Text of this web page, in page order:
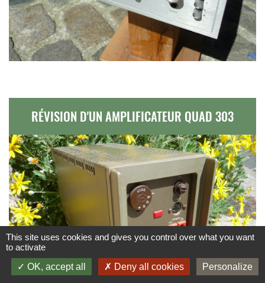
RÉVISION D'UN AMPLIFICATEUR QUAD 303
This site uses cookies and gives you control over what you want
to activate
OK, accept all
Deny all cookies Personalize